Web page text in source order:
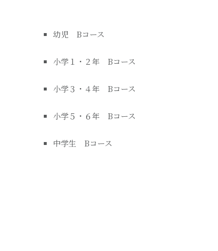
幼児 Bコース
小学１・２年 Bコース
小学３・４年 Bコース
小学５・６年 Bコース
中学生 Bコース